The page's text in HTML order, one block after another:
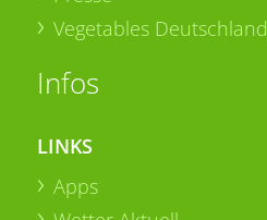
Vegetables Deutschland
Infos
LINKS
Apps